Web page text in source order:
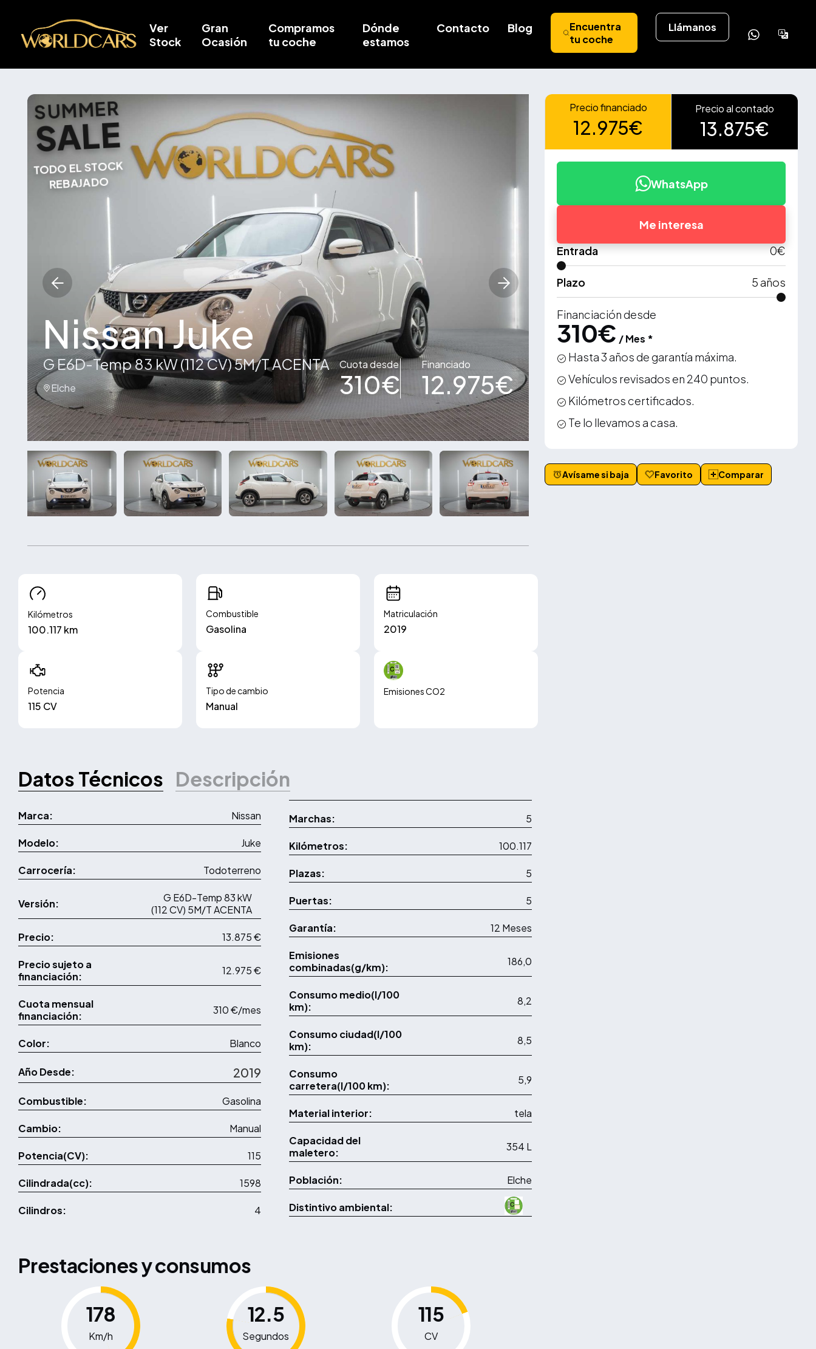
Ver
Stock
Gran
Ocasión
Compramos
tu coche
Dónde
estamos
Contacto Blog
Encuentra
tu coche
Llámanos
SUMMER
SALE
TODO EL STOCK
REBAJADO
Nissan Juke
G E6D-Temp 83 kW (112 CV) 5M/T ACENTA
Elche
Cuota desde
310€
Financiado
12.975€
VER MÁS +
Kilómetros
100.117 km
Combustible
Gasolina
Matriculación
2019
Potencia
115 CV
Tipo de cambio
Manual
Emisiones CO2
Precio financiado
12.975€
Precio al contado
13.875€
WhatsApp
Me interesa
Entrada
0€
Plazo 5años
Financiación desde
310€ / Mes *
Hasta 3 años de garantía máxima.
Vehículos revisados en 240 puntos.
Kilómetros certificados.
Te lo llevamos a casa.
Avísame si baja Favorito Comparar
Datos Técnicos Descripción
Marca: Nissan
Modelo: Juke
Carrocería: Todoterreno
Versión:
G E6D-Temp 83 kW
(112 CV) 5M/T ACENTA
Precio: 13.875 €
Precio sujeto a
financiación:
12.975 €
Cuota mensual
financiación:
310 €/mes
Color: Blanco
Año Desde: 2019
Combustible: Gasolina
Cambio: Manual
Potencia(CV): 115
Cilindrada(cc): 1598
Cilindros: 4
Marchas: 5
Kilómetros: 100.117
Plazas: 5
Puertas: 5
Garantía: 12 Meses
Emisiones
combinadas(g/km):
186,0
Consumo medio(l/100
km):
8,2
Consumo ciudad(l/100
km):
8,5
Consumo
carretera(l/100 km):
5,9
Material interior: tela
Capacidad del
maletero:
354 L
Población: Elche
Distintivo ambiental:
Prestaciones y consumos
178
Km/h
12.5
Segundos
115
CV